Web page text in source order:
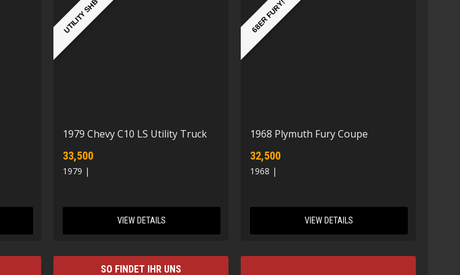
UTILITY SHB
1979 Chevy C10 LS Utility Truck
33,500
1979 |
VIEW DETAILS
68ER FURY!
1968 Plymuth Fury Coupe
32,500
1968 |
VIEW DETAILS
SO FINDET IHR UNS